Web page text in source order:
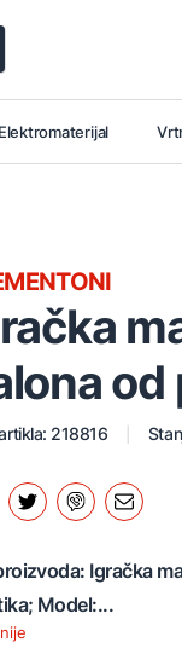
Elektromaterijal
od
218816
Igračka
Model:...